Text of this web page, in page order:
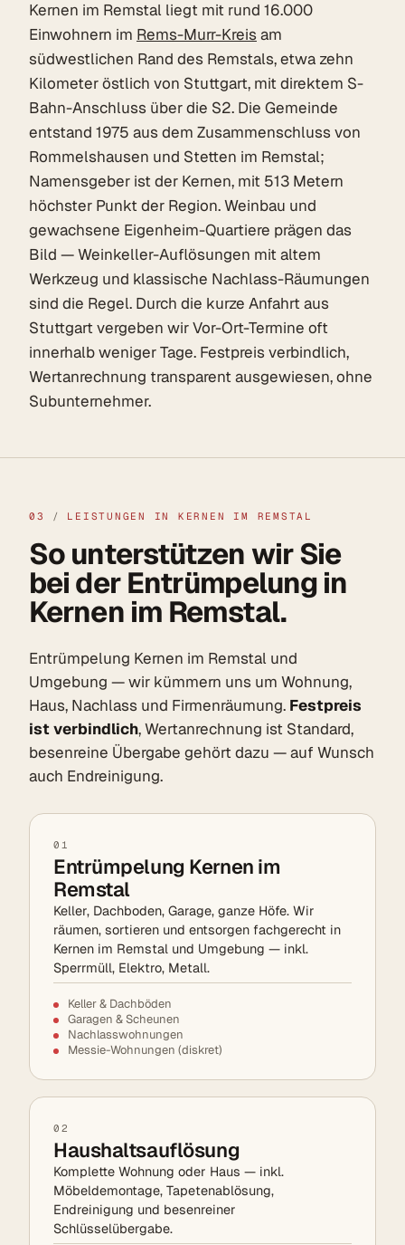
Kernen im Remstal liegt mit rund 16.000
Einwohnern im Rems-Murr-Kreisam
südwestlichen Rand des Remstals, etwa zehn
Kilometer östlich von Stuttgart, mit direktem S-
Bahn-Anschluss über die S2. Die Gemeinde
entstand 1975 aus dem Zusammenschluss von
Rommelshausen und Stetten im Remstal;
Namensgeber ist der Kernen, mit 513 Metern
höchster Punkt der Region. Weinbau und
gewachsene Eigenheim-Quartiere prägen das
Bild — Weinkeller-Auflösungen mit altem
Werkzeug und klassische Nachlass-Räumungen
sind die Regel. Durch die kurze Anfahrt aus
Stuttgart vergeben wir Vor-Ort-Termine oft
innerhalb weniger Tage. Festpreis verbindlich,
Wertanrechnung transparent ausgewiesen, ohne
Subunternehmer.
03 / LEISTUNGEN IN KERNEN IM REMSTAL
So unterstützen wir Sie
bei der Entrümpelung in
Kernen im Remstal.
Entrümpelung Kernen im Remstal und
Umgebung — wir kümmern uns um Wohnung,
Haus, Nachlass und Firmenräumung. Festpreis
ist verbindlich, Wertanrechnung ist Standard,
besenreine Übergabe gehört dazu — auf Wunsch
auch Endreinigung.
01
Entrümpelung Kernen im
Remstal
Keller, Dachboden, Garage, ganze Höfe. Wir
räumen, sortieren und entsorgen fachgerecht in
Kernen im Remstal und Umgebung — inkl.
Sperrmüll, Elektro, Metall.
Keller & Dachböden
Garagen & Scheunen
Nachlasswohnungen
Messie-Wohnungen (diskret)
02
Haushaltsauflösung
Komplette Wohnung oder Haus — inkl.
Möbeldemontage, Tapetenablösung,
Endreinigung und besenreiner
Schlüsselübergabe.